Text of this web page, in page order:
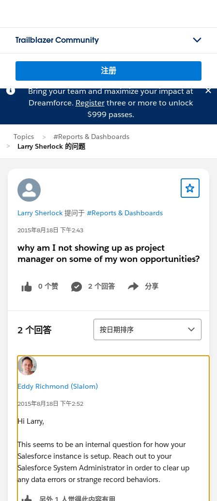
Trailblazer Community
注册
Bring your team and maximize your impact at
Dreamforce. Registerthree or more to unlock
$999 passes.
Topics
#Reports & Dashboards
Larry Sherlock 的问题
Larry Sherlock 提问于 #Reports & Dashboards
2015年8月18日 下午2:43
why am I not showing up as project
manager on some of my won opportunities?
0 个赞 2 个回答 分享
Show menu
2 个回答 排序
按日期排序
Eddy Richmond (Slalom)
2015年8月18日 下午2:52
Hi Larry,
This seems to be an internal question for how your
Salesforce instance is setup. Reach out to your
Salesforce System Administrator in order to clear up
any data errors or strange record behaviors.